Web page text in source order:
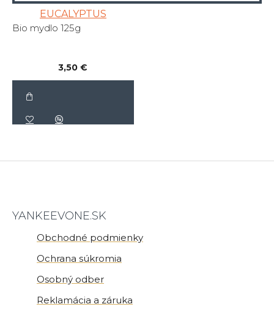
EUCALYPTUS
Bio mydlo 125g
3,50 €
YANKEEVONE.SK
Obchodné podmienky
Ochrana súkromia
Osobný odber
Reklamácia a záruka